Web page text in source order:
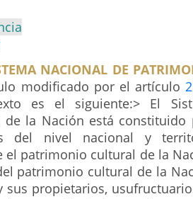
NACIONAL DE
modificado por el artículo2
es el siguiente:> El
de la Nación está
del nivel nacional y
el patrimonio cultural de la
patrimonio cultural de la
sus propietarios,